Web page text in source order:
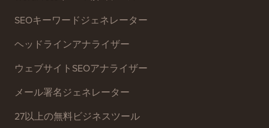
無料ツール
ビジネス名ジェネレーター
WordPress テーマ検出ツール
SEOキーワードジェネレーター